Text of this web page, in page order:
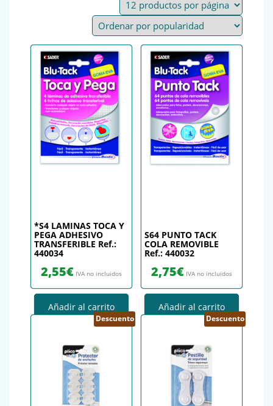
*S4 LAMINAS TOCA Y
PEGA ADHESIVO
TRANSFERIBLE Ref.:
440034
2,55€ IVA no incluidos
Añadir al carrito
S64 PUNTO TACK
COLA REMOVIBLE
Ref.: 440032
2,75€ IVA no incluidos
Añadir al carrito
Descuento Descuento